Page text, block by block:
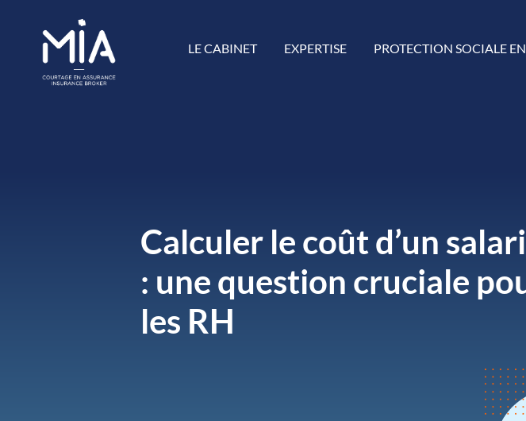
LE CABINET EXPERTISE PROTECTION SOCIALE
Calculer le coût d’un
: une question cruciale
les RH